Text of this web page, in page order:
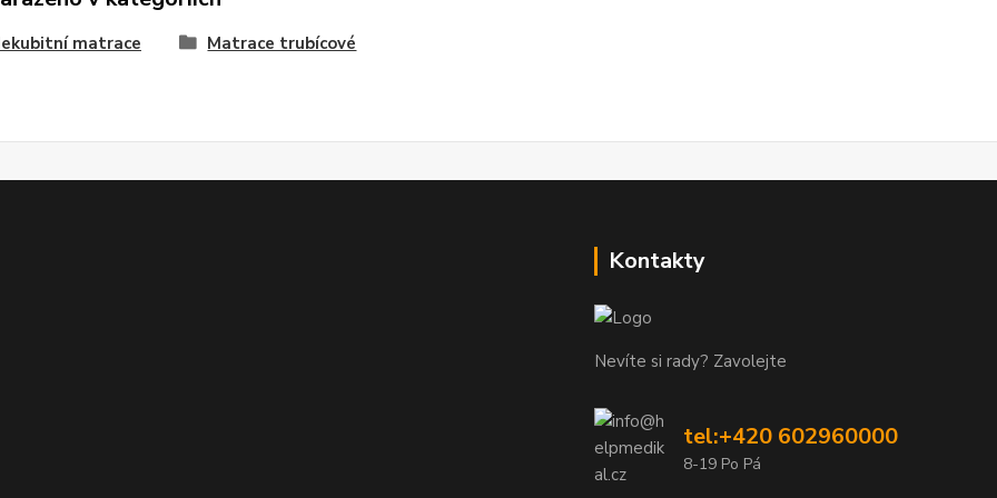
matrace Matrace trubícové
Kontakty
Nevíte si rady? Zavolejte
tel:+420 602960000
8-19 Po Pá